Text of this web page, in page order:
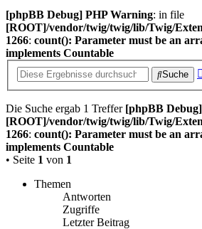
[phpBB Debug] PHP Warning: in file
[ROOT]/vendor/twig/twig/lib/Twig/
1266: count(): Parameter must be an
implements Countable
Suche
Die Suche ergab 1 Treffer [phpBB
[ROOT]/vendor/twig/twig/lib/Twig/
1266: count(): Parameter must be an
implements Countable
• Seite 1 von 1
Themen
Antworten
Zugriffe
Letzter Beitrag